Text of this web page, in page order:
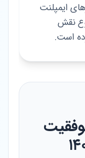
ایمپلنت
نقش
است.